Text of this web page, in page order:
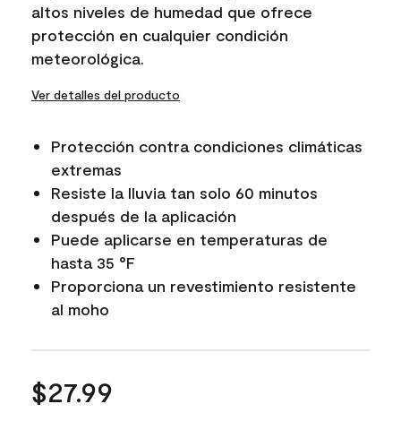
altos niveles de humedad que ofrece
protección en cualquier condición
meteorológica.
Ver detalles del producto
Protección contra condiciones climáticas
extremas
Resiste la lluvia tan solo 60 minutos
después de la aplicación
Puede aplicarse en temperaturas de
hasta 35 °F
Proporciona un revestimiento resistente
al moho
$27.99